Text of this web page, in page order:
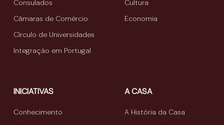
Consulados
Câmaras de Comércio
Círculo de Universidades
Integração em Portugal
Cultura
Economia
INICIATIVAS
Conhecimento
A CASA
A História da Casa